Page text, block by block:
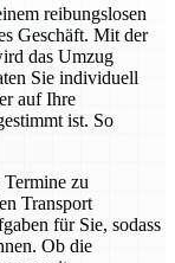
reibungslosen
Geschäft. Mit der
das Umzug
Sie individuell
auf Ihre
ist. So
zu
Transport
für Sie, sodass
Ob die